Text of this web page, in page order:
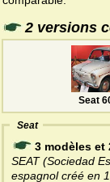
2 versions
Seat
Seat
3 modèles
SEAT (Sociedad
espagnol créé en